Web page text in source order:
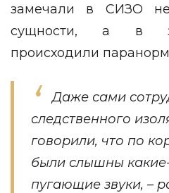
замечали в СИЗО
сущности, а в
происходили
Даже сами
следственного
говорили, что по
были слышны
пугающие звуки, –